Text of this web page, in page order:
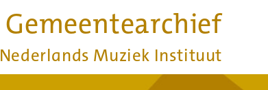
Gemeentearchief
Muziek Instituut